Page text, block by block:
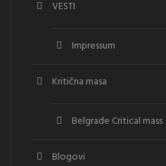
VESTI
Impressum
Kritična masa
Belgrade Critical mass
Blogovi